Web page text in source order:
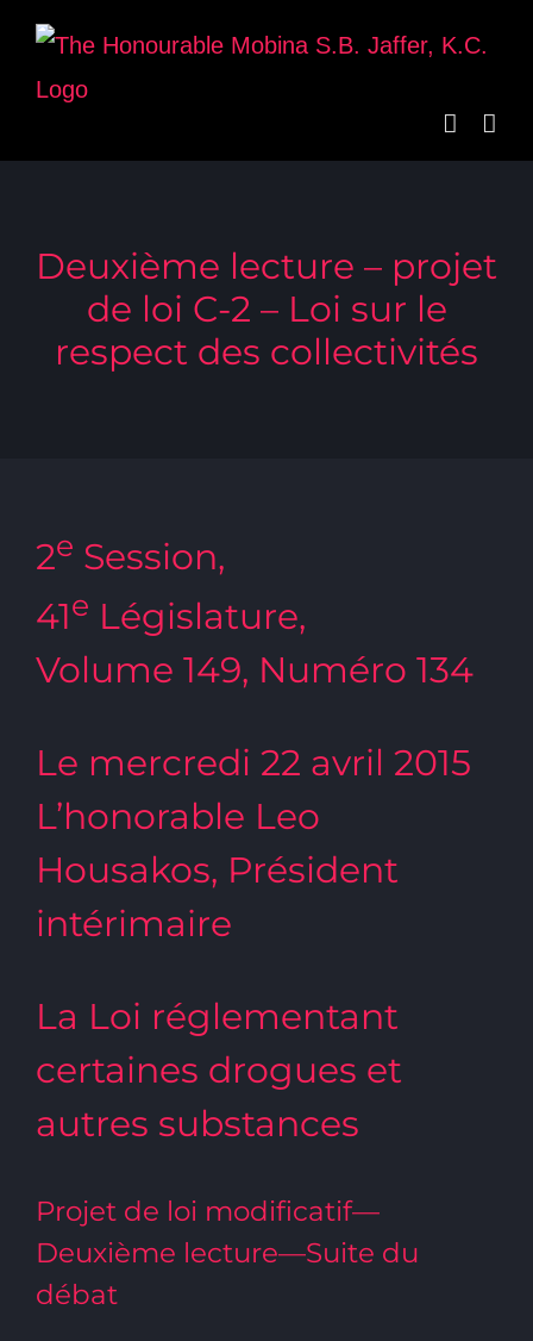
Skip
content
Deuxième lecture – projet
de loi C-2 – Loi sur le
respect des collectivités
2e Session,
41e Législature,
Volume 149, Numéro 134
Le mercredi 22 avril 2015
L’honorable Leo
Housakos, Président
intérimaire
La Loi réglementant
certaines drogues et
autres substances
Projet de loi modificatif—
Deuxième lecture—Suite du
débat